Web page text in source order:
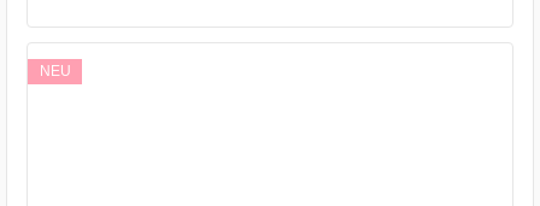
NEU